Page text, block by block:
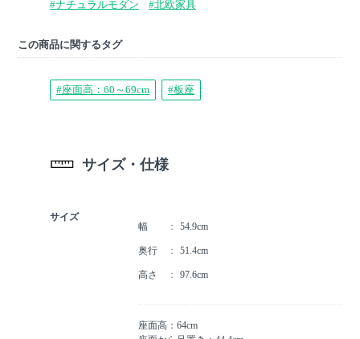
#ナチュラルモダン #北欧家具
この商品に関するタグ
#座面高：60～69cm #板座
サイズ・仕様
サイズ
幅
54.9cm
奥行 51.4cm
高さ 97.6cm
座面高：64cm